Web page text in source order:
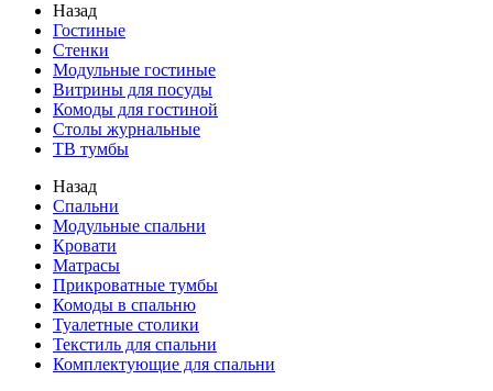
Назад
Гостиные
Стенки
Модульные гостиные
Витрины для посуды
Комоды для гостиной
Столы журнальные
ТВ тумбы
Назад
Спальни
Модульные спальни
Кровати
Матрасы
Прикроватные тумбы
Комоды в спальню
Туалетные столики
Текстиль для спальни
Комплектующие для спальни